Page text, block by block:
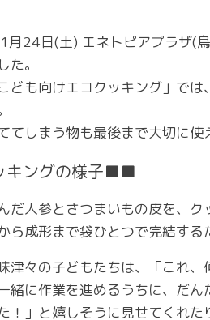
24日(土) エネトピアプラザ(
た。
ども向けエコクッキング」で
てしまう物も最後まで大切に
ングの様子■■
だ人参とさつまいもの皮を、
ら成形まで袋ひとつで完結す
津々の子どもたちは、「これ
緒に作業を進めるうちに、だ
！」と嬉しそうに見せてくれ